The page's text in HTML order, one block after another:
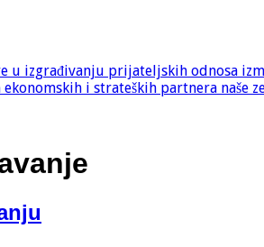
u izgrađivanju prijateljskih odnosa
i strateških partnera naše